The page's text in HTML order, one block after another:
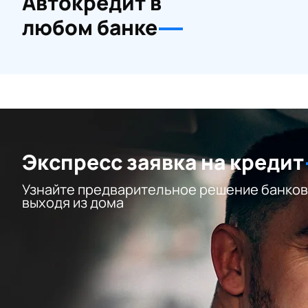
любом банке
Экспресс заявка на кредит
Узнайте предварительное решение
выходя из дома